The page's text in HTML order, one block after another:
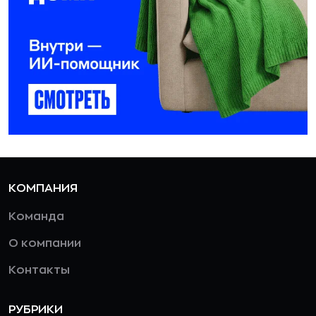
КОМПАНИЯ
Команда
О компании
Контакты
РУБРИКИ